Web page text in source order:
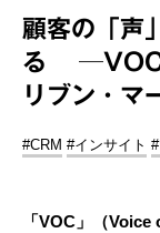
顧客の「声
る ─VOC
リブン・マ
#CRM #インサイト
「VOC」（